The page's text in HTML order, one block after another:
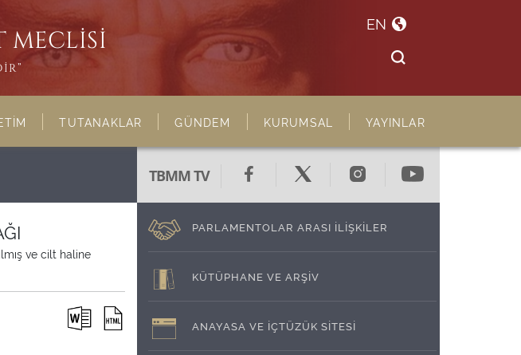
MECLİSİ
EN
TUTANAKLAR GÜNDEM KURUMSAL YAYINLAR
ve cilt haline
TBMM TV
PARLAMENTOLAR ARASI İLİŞKİLER
KÜTÜPHANE VE ARŞİV
ANAYASA VE İÇTÜZÜK SİTESİ